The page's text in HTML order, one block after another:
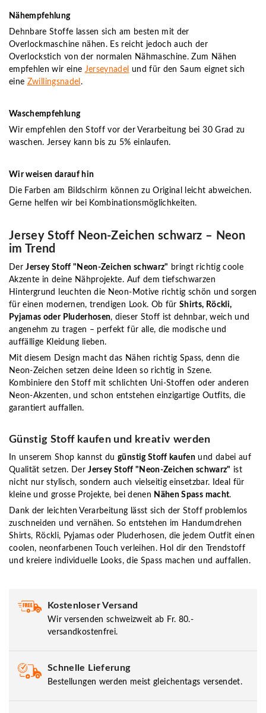
Nähempfehlung
Dehnbare Stoffe lassen sich am besten mit der
Overlockmaschine nähen. Es reicht jedoch auch der
Overlockstich von der normalen Nähmaschine. Zum Nähen
empfehlen wir eine Jerseynadel
und für den Saum eignet sich
eine Zwillingsnadel .
Waschempfehlung
Wir empfehlen den Stoff vor der Verarbeitung bei 30 Grad zu
waschen. Jersey kann bis zu 5% einlaufen.
Wir weisen darauf hin
Die Farben am Bildschirm können zu Original leicht abweichen.
Gerne helfen wir bei Kombinationsmöglichkeiten.
Jersey Stoff Neon-Zeichen schwarz – Neon
im Trend
DerJersey Stoff "Neon-Zeichen schwarz" bringt richtig coole
Akzente in deine Nähprojekte. Auf dem tiefschwarzen
Hintergrund leuchten die Neon-Motive richtig schön und sorgen
für einen modernen, trendigen Look. Ob fürShirts, Röckli,
Pyjamas oder Pluderhosen, dieser Stoff ist dehnbar, weich und
angenehm zu tragen – perfekt für alle, die modische und
auffällige Kleidung lieben.
Mit diesem Design macht das Nähen richtig Spass, denn die
Neon-Zeichen setzen deine Ideen so richtig in Szene.
Kombiniere den Stoff mit schlichten Uni-Stoffen oder anderen
Neon-Akzenten, und schon entstehen einzigartige Outfits, die
garantiert auffallen.
Günstig Stoff kaufen und kreativ werden
In unserem Shop kannst dugünstig Stoff kaufen und dabei auf
Qualität setzen. DerJersey Stoff "Neon-Zeichen schwarz" ist
nicht nur stylisch, sondern auch vielseitig einsetzbar. Ideal für
kleine und grosse Projekte, bei denen Nähen Spass macht.
Dank der leichten Verarbeitung lässt sich der Stoff problemlos
zuschneiden und vernähen. So entstehen im Handumdrehen
Shirts, Röckli, Pyjamas oder Pluderhosen, die jedem Outfit einen
coolen, neonfarbenen Touch verleihen. Hol dir den Trendstoff
und kreiere individuelle Looks, die Spass machen und auffallen.
Kostenloser Versand
Wir versenden schweizweit ab Fr. 80.-
versandkostenfrei.
Schnelle Lieferung
Bestellungen werden meist gleichentags versendet.